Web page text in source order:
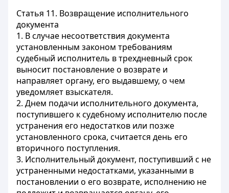
Статья 11. Возвращение исполнительного
документа
1. В случае несоответствия документа
установленным законом требованиям
судебный исполнитель в трехдневный срок
выносит постановление о возврате и
направляет органу, его выдавшему, о чем
уведомляет взыскателя.
2. Днем подачи исполнительного документа,
поступившего к судебному исполнителю после
устранения его недостатков или позже
установленного срока, считается день его
вторичного поступления.
3. Исполнительный документ, поступивший с не
устраненными недостатками, указанными в
постановлении о его возврате, исполнению не